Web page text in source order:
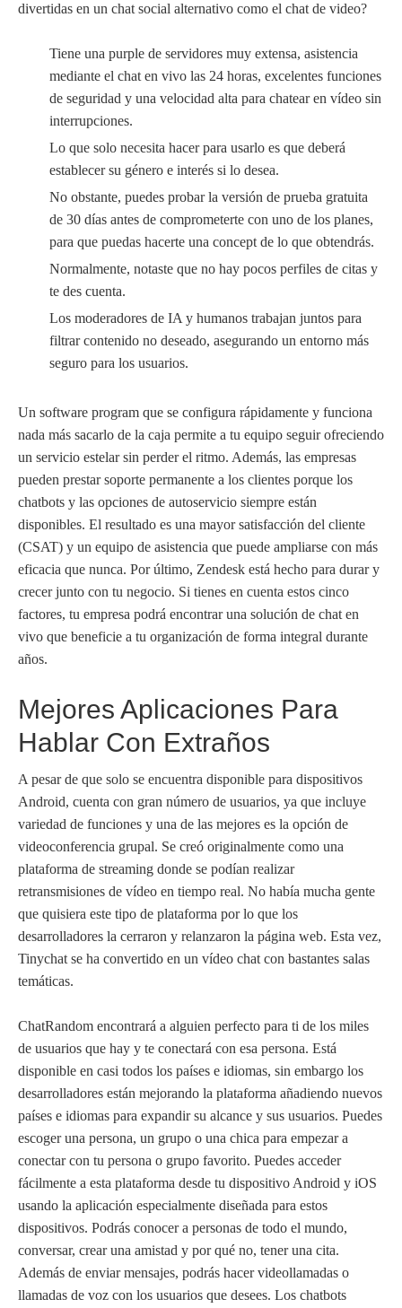
divertidas en un chat social alternativo como el chat de video?
Tiene una purple de servidores muy extensa, asistencia
mediante el chat en vivo las 24 horas, excelentes funciones
de seguridad y una velocidad alta para chatear en vídeo sin
interrupciones.
Lo que solo necesita hacer para usarlo es que deberá
establecer su género e interés si lo desea.
No obstante, puedes probar la versión de prueba gratuita
de 30 días antes de comprometerte con uno de los planes,
para que puedas hacerte una concept de lo que obtendrás.
Normalmente, notaste que no hay pocos perfiles de citas y
te des cuenta.
Los moderadores de IA y humanos trabajan juntos para
filtrar contenido no deseado, asegurando un entorno más
seguro para los usuarios.
Un software program que se configura rápidamente y funciona
nada más sacarlo de la caja permite a tu equipo seguir ofreciendo
un servicio estelar sin perder el ritmo. Además, las empresas
pueden prestar soporte permanente a los clientes porque los
chatbots y las opciones de autoservicio siempre están
disponibles. El resultado es una mayor satisfacción del cliente
(CSAT) y un equipo de asistencia que puede ampliarse con más
eficacia que nunca. Por último, Zendesk está hecho para durar y
crecer junto con tu negocio. Si tienes en cuenta estos cinco
factores, tu empresa podrá encontrar una solución de chat en
vivo que beneficie a tu organización de forma integral durante
años.
Mejores Aplicaciones Para
Hablar Con Extraños
A pesar de que solo se encuentra disponible para dispositivos
Android, cuenta con gran número de usuarios, ya que incluye
variedad de funciones y una de las mejores es la opción de
videoconferencia grupal. Se creó originalmente como una
plataforma de streaming donde se podían realizar
retransmisiones de vídeo en tiempo real. No había mucha gente
que quisiera este tipo de plataforma por lo que los
desarrolladores la cerraron y relanzaron la página web. Esta vez,
Tinychat se ha convertido en un vídeo chat con bastantes salas
temáticas.
ChatRandom encontrará a alguien perfecto para ti de los miles
de usuarios que hay y te conectará con esa persona. Está
disponible en casi todos los países e idiomas, sin embargo los
desarrolladores están mejorando la plataforma añadiendo nuevos
países e idiomas para expandir su alcance y sus usuarios. Puedes
escoger una persona, un grupo o una chica para empezar a
conectar con tu persona o grupo favorito. Puedes acceder
fácilmente a esta plataforma desde tu dispositivo Android y iOS
usando la aplicación especialmente diseñada para estos
dispositivos. Podrás conocer a personas de todo el mundo,
conversar, crear una amistad y por qué no, tener una cita.
Además de enviar mensajes, podrás hacer videollamadas o
llamadas de voz con los usuarios que desees. Los chatbots